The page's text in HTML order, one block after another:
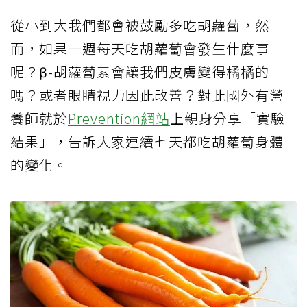
從小到大我們都會被鼓勵多吃胡蘿蔔，然
而，如果一週每天吃胡蘿蔔會發生什麼事
呢？β-胡蘿蔔素會讓我們皮膚變得橘橘的
嗎？或者眼睛視力因此改善？對此國外有營
養師就於Prevention網站上親身分享「實驗
結果」，告訴大家連續七天都吃胡蘿蔔身體
的變化。